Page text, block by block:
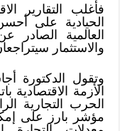
فأغلب التقارير
الحيادية على
العالمية الصادر
والاستثمار
وتقول الدكتورة
الأزمة
الحرب التجارية
مؤشر بارز على